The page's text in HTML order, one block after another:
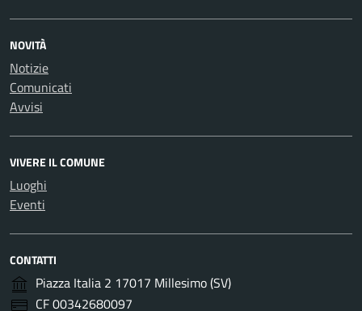
NOVITÀ
Notizie
Comunicati
Avvisi
VIVERE IL COMUNE
Luoghi
Eventi
CONTATTI
Piazza Italia 2 17017 Millesimo (SV)
CF 00342680097